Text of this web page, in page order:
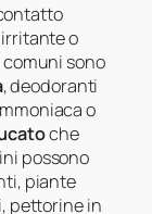
o
sono
, deodoranti
o
che
possono
piante
pettorine in